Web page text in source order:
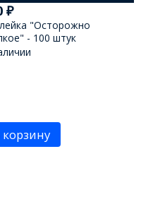
₽
"Осторожно
- 100 штук
корзину